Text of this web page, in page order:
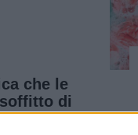
che le
di